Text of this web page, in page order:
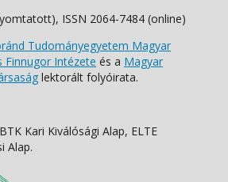
ISSN 2064-7484 (online)
Tudományegyetem Magyar
Finnugor Intézete és a Magyar
lektorált folyóirata.
Kari Kiválósági Alap, ELTE
Alap.